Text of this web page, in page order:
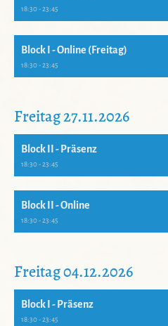
18:30 - 23:45
Block I - Online (Freitag)
18:30 - 23:45
Freitag 27.11.2026
Block II - Präsenz
18:30 - 23:45
Block II - Online
18:30 - 23:45
Freitag 04.12.2026
Block I - Präsenz
18:30 - 23:45